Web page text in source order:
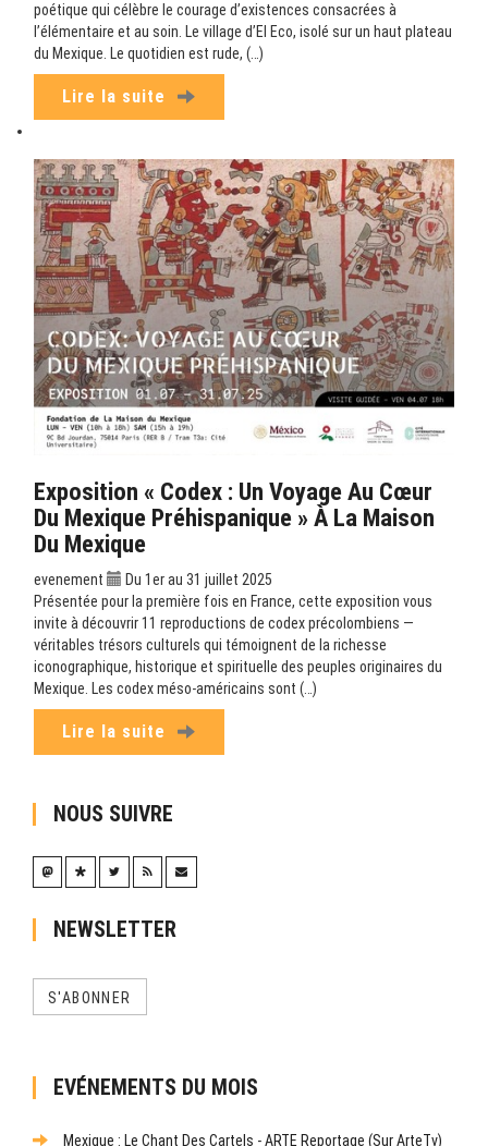
poétique qui célèbre le courage d’existences consacrées à
l’élémentaire et au soin. Le village d’El Eco, isolé sur un haut plateau
du Mexique. Le quotidien est rude, (…)
Lire la suite
Exposition « Codex : Un Voyage Au Cœur
Du Mexique Préhispanique » À La Maison
Du Mexique
evenement
Du 1er au 31 juillet 2025
Présentée pour la première fois en France, cette exposition vous
invite à découvrir 11 reproductions de codex précolombiens —
véritables trésors culturels qui témoignent de la richesse
iconographique, historique et spirituelle des peuples originaires du
Mexique. Les codex méso-américains sont (…)
Lire la suite
NOUS SUIVRE
NEWSLETTER
S'ABONNER
EVÉNEMENTS DU MOIS
Mexique : Le Chant Des Cartels - ARTE Reportage (sur ArteTv)